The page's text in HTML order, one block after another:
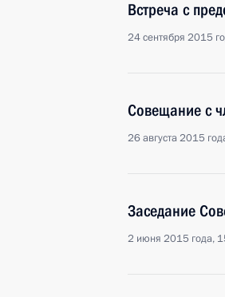
Встреча с
24 сентября 2015
Совещание с
26 августа 2015
Заседание
2 июня 2015 года,